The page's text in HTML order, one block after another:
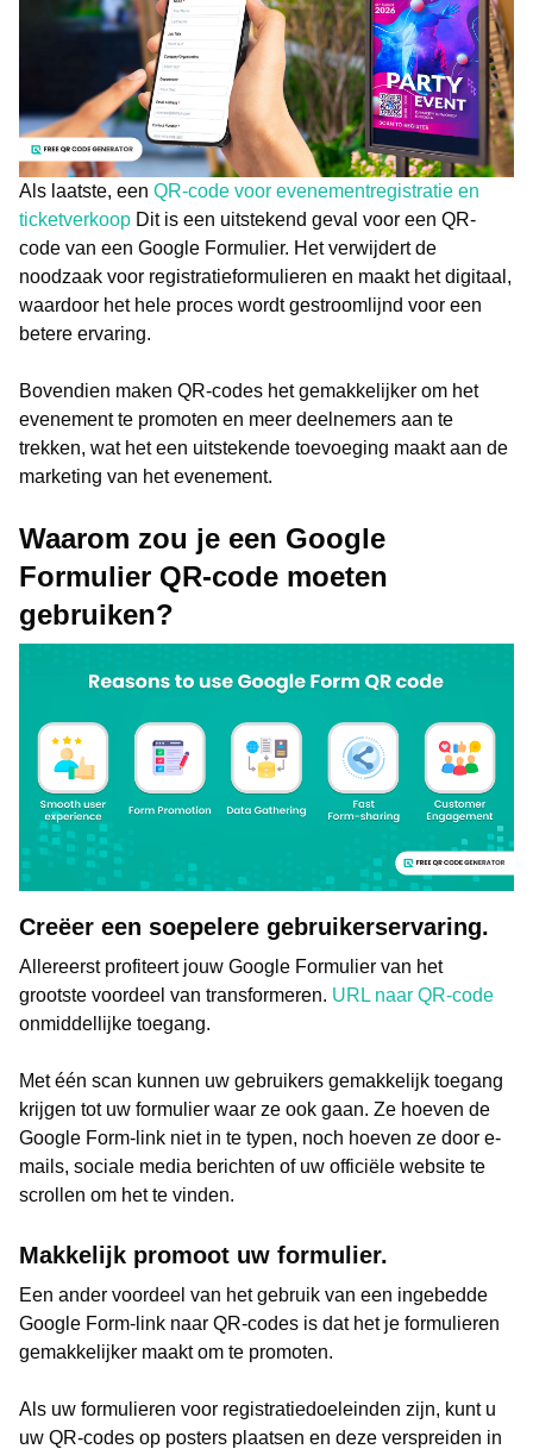
Als laatste, een QR-code voor evenementregistratie en
ticketverkoop Dit is een uitstekend geval voor een QR-
code van een Google Formulier. Het verwijdert de
noodzaak voor registratieformulieren en maakt het digitaal,
waardoor het hele proces wordt gestroomlijnd voor een
betere ervaring.
Bovendien maken QR-codes het gemakkelijker om het
evenement te promoten en meer deelnemers aan te
trekken, wat het een uitstekende toevoeging maakt aan de
marketing van het evenement.
Waarom zou je een Google
Formulier QR-code moeten
gebruiken?
Creëer een soepelere gebruikerservaring.
Allereerst profiteert jouw Google Formulier van het
grootste voordeel van transformeren. URL naar QR-code
onmiddellijke toegang.
Met één scan kunnen uw gebruikers gemakkelijk toegang
krijgen tot uw formulier waar ze ook gaan. Ze hoeven de
Google Form-link niet in te typen, noch hoeven ze door e-
mails, sociale media berichten of uw officiële website te
scrollen om het te vinden.
Makkelijk promoot uw formulier.
Een ander voordeel van het gebruik van een ingebedde
Google Form-link naar QR-codes is dat het je formulieren
gemakkelijker maakt om te promoten.
Als uw formulieren voor registratiedoeleinden zijn, kunt u
uw QR-codes op posters plaatsen en deze verspreiden in